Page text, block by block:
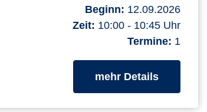
Beginn: 12.09.2026
Zeit: 10:00 - 10:45 Uhr
Termine: 1
mehr Detailszum